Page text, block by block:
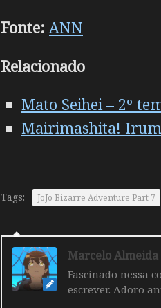
Fonte: ANN
Relacionado
Mato Seihei – 2º
Mairimashita!
Tags: JoJo Bizarre Adventure Part 7
Marcelo Almeida
Fascinado nessa
escrever. Adoro